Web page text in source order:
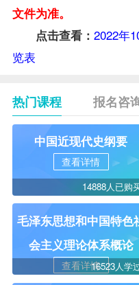
文件为准。
点击查看： 2022年
览表
热门课程 报名咨
中国近现代史纲要
查看详情
14888人已购
毛泽东思想和中国特色
会主义理论体系概论
查看详情16523人学